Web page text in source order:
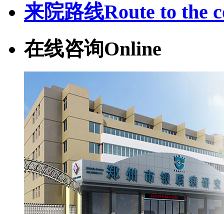
来院路线Route to the
在线咨询Online